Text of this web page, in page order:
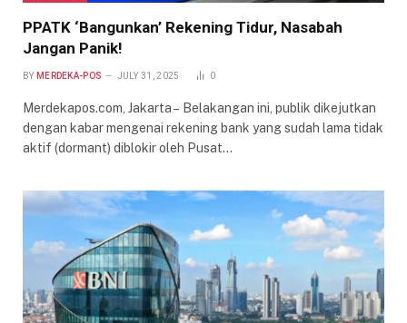
PPATK ‘Bangunkan’ Rekening Tidur, Nasabah
Jangan Panik!
BY MERDEKA-POS JULY 31, 2025 0
Merdekapos.com, Jakarta – Belakangan ini, publik dikejutkan
dengan kabar mengenai rekening bank yang sudah lama tidak
aktif (dormant) diblokir oleh Pusat…